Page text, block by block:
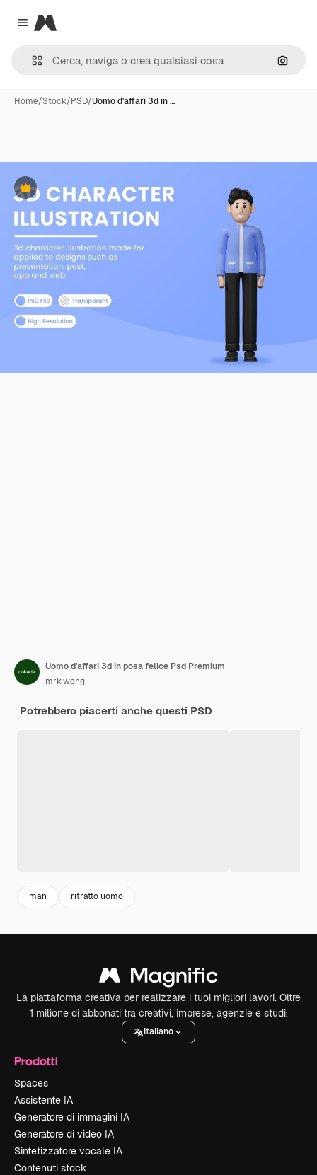
Close menu
Magnific
Cerca
Home/Stock/PSD/Uomo d'affari 3d in …
Premium
Uomo d'affari 3d in posa felice Psd Premium
mrkiwong
Potrebbero piacerti anche questi PSD
man ritratto uomo
La piattaforma creativa per realizzare i tuoi migliori lavori. Oltre
1 milione di abbonati tra creativi, imprese, agenzie e studi.
Italiano
Prodotti
Spaces
Assistente IA
Generatore di immagini IA
Generatore di video IA
Sintetizzatore vocale IA
Contenuti stock